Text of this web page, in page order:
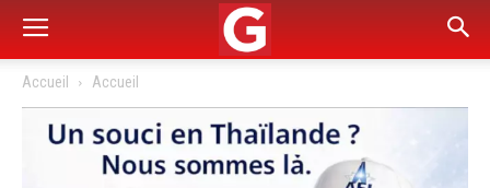
Accueil Accueil